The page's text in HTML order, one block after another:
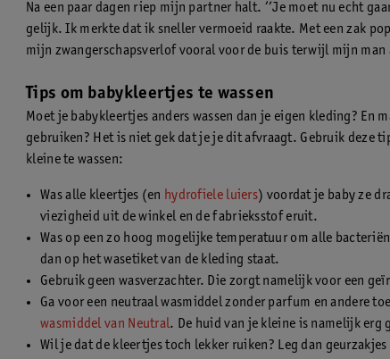
Na een paar dagen riep mijn partner halt. ‘’Je moet nu echt
gelijk. Ik merkte dat ik sneller vermoeid raakte. Met een zak
mijn zwangerschapsverlof vooral voor de buis terwijl mijn man
Tips om babykleertjes te wassen
Moet je babykleertjes anders wassen dan je eigen kleding? En
gebruiken? Het is niet gek dat je je dit afvraagt. Gebruik deze
kleine te wassen:
Was alle kleertjes (en hydrofiele luiers) voordat je baby ze
viezigheid uit de winkel en de fabrieksstof eruit.
Was op een zo hoog mogelijke temperatuur om alle
dan op het wasetiket van de kleding staat.
Gebruik geen wasverzachter. Die zorgt namelijk voor een
Ga voor een neutraal wasmiddel zonder parfum en andere
wasmiddel van Neutral. De huid van je kleine is namelijk erg
Wil je dat de kleertjes toch lekker ruiken? Leg dan